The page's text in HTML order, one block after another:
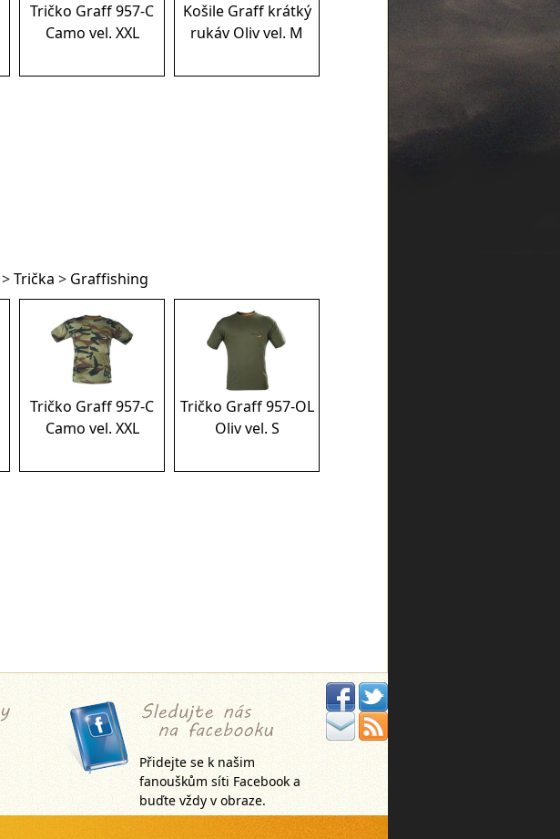
Tričko Graff 957-C
Camo vel. XXL
Košile Graff krátký
rukáv Oliv vel. M
>Trička > Graffishing
Tričko Graff 957-C
Camo vel. XXL
Tričko Graff 957-OL
Oliv vel. S
Přidejte se k našim
fanouškům síti Facebook a
buďte vždy v obraze.